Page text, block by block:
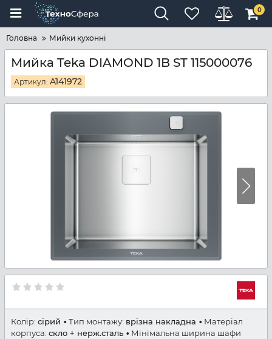
0
Головна Мийки кухонні
Мийка Teka DIAMOND 1B ST 115000076
Артикул: A141972
Колір: сірий Тип монтажу: врізна накладна
Матеріал
корпуса: скло + нерж.сталь
Мінімальна ширина шафи